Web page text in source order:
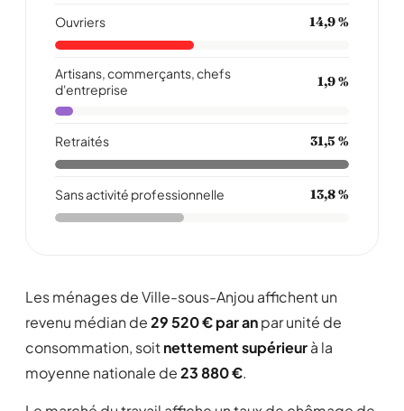
Ouvriers 14,9 %
Artisans, commerçants, chefs
d'entreprise
1,9 %
Retraités 31,5 %
Sans activité professionnelle 13,8 %
Les ménages de Ville-sous-Anjou affichent un
revenu médian de29 520 € par anpar unité de
consommation, soitnettement supérieurà la
moyenne nationale de23 880 €.